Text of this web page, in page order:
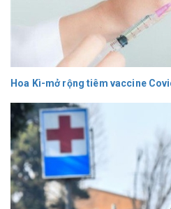
Hoa Kì-mở rộng tiêm vaccine